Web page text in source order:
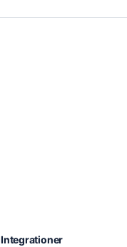
Integrationer